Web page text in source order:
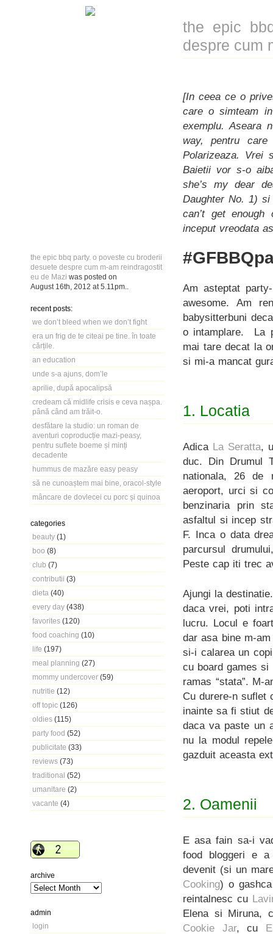
the epic bbq party. o poveste cu broderii
desuete despre cum m-am reindragostit
eu de Mazi was posted on
August 16th, 2012 at 5.11pm
recent posts:
we don’t bleed when we don’t fight
era un frig de te citeai pe tine. în toate
cărțile.
an education
unde s-a ajuns, dom’le
aprilie, după apocalipsă
credeam că midlife crisis e ceva nașpa.
până când am trăit-o.
desfătare la studio: un roman de
aventuri coproducție mazi-peasy,
pentru suflete boeme și minți
decadente
hummus de mazăre easy peasy
să ne cunoaștem mai bine, oracol-style
mâncare de dovlecei cu porc și quinoa
categories
beauty (1)
boo (8)
club (7)
contributii (3)
dieta (40)
every day (438)
favorites (120)
food coaching (10)
life (197)
meal planning (27)
mommy undercover (59)
nutritie (12)
off topic (126)
oldies (115)
party food (52)
publicitate (33)
reviews (73)
traditional (52)
umanitare (2)
vacante (4)
archive
admin
login
the epic
despre cum
[In ceea ce o
care o simteam
exemplu. Aseara
way, pentru
Polarizeaza. Vrei
Baietii vor s-o
she’s my dear
Daughter No. 1)
can’t get
inceput vreodata
Am asteptat
awesome. Am
babysitterbuni
o intamplare. La
mai tare decat la
si mi-a mancat
1. Locatia
Adica La Seratta,
duc. Din Drumul
nationala, 26 de
aeroport, urci si
benzinaria prin
asfaltul si incep
F. Inca o data
parcursul
Peste cap iti trec
Ajungi la
daca vrei, poti
lucru. Locul e
dar asa bine m-
si-i calarea un
cu board games
ramas “stata”.
Cu durere-n suflet
inainte sa fi stiut
daca va paste un
nu la modul
gazduit aceasta
2. Oamenii
E asa fain sa-i
food bloggeri e
devenit (si un
Cooking) o
reintalnesc cu
Elena si Miruna,
Cookie Jar, cu